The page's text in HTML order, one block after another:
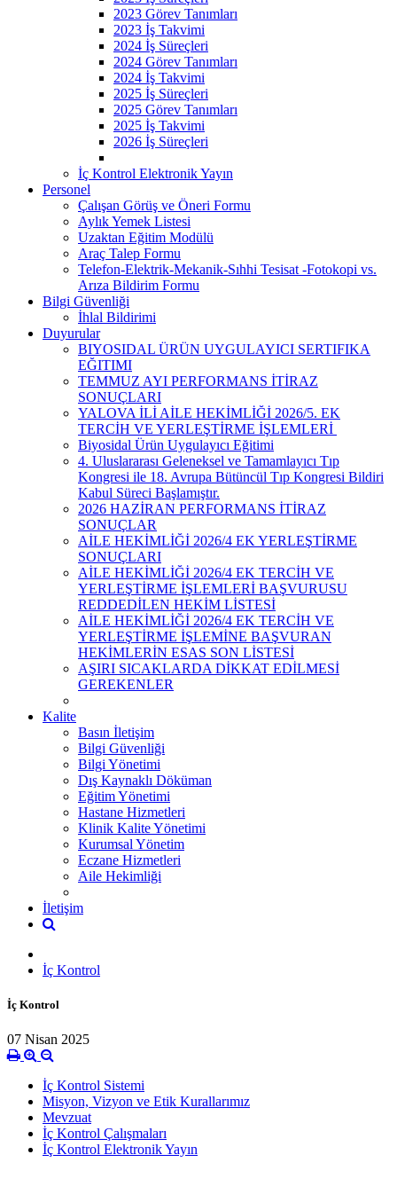
2023 Görev Tanımları
2023 İş Takvimi
2024 İş Süreçleri
2024 Görev Tanımları
2024 İş Takvimi
2025 İş Süreçleri
2025 Görev Tanımları
2025 İş Takvimi
2026 İş Süreçleri
İç Kontrol Elektronik Yayın
Personel
Çalışan Görüş ve Öneri Formu
Aylık Yemek Listesi
Uzaktan Eğitim Modülü
Araç Talep Formu
Telefon-Elektrik-Mekanik-Sıhhi Tesisat -Fotokopi vs.
Arıza Bildirim Formu
Bilgi Güvenliği
İhlal Bildirimi
Duyurular
BIYOSIDAL ÜRÜN UYGULAYICI SERTIFIKA
EĞITIMI
TEMMUZ AYI PERFORMANS İTİRAZ
SONUÇLARI
YALOVA İLİ AİLE HEKİMLİĞİ 2026/5. EK
TERCİH VE YERLEŞTİRME İŞLEMLERİ ​
Biyosidal Ürün Uygulayıcı Eğitimi
4. Uluslararası Geleneksel ve Tamamlayıcı Tıp
Kongresi ile 18. Avrupa Bütüncül Tıp Kongresi Bildiri
Kabul Süreci Başlamıştır.
2026 HAZİRAN PERFORMANS İTİRAZ
SONUÇLAR
AİLE HEKİMLİĞİ 2026/4 EK YERLEŞTİRME
SONUÇLARI
AİLE HEKİMLİĞİ 2026/4 EK TERCİH VE
YERLEŞTİRME İŞLEMLERİ BAŞVURUSU
REDDEDİLEN HEKİM LİSTESİ
AİLE HEKİMLİĞİ 2026/4 EK TERCİH VE
YERLEŞTİRME İŞLEMİNE BAŞVURAN
HEKİMLERİN ESAS SON LİSTESİ
AŞIRI SICAKLARDA DİKKAT EDİLMESİ
GEREKENLER
Kalite
Basın İletişim
Bilgi Güvenliği
Bilgi Yönetimi
Dış Kaynaklı Döküman
Eğitim Yönetimi
Hastane Hizmetleri
Klinik Kalite Yönetimi
Kurumsal Yönetim
Eczane Hizmetleri
Aile Hekimliği
İletişim
İç Kontrol
İç Kontrol
07 Nisan 2025
İç Kontrol Sistemi
Misyon, Vizyon ve Etik Kurallarımız
Mevzuat
İç Kontrol Çalışmaları
İç Kontrol Elektronik Yayın